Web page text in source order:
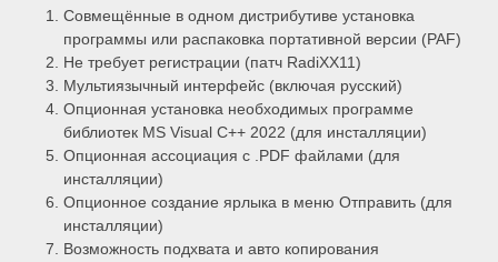
Совмещённые в одном дистрибутиве установка
программы или распаковка портативной версии (PAF)
Не требует регистрации (патч RadiXX11)
Мультиязычный интерфейс (включая русский)
Опционная установка необходимых программе
библиотек MS Visual C++ 2022 (для инсталляции)
Опционная ассоциация с .PDF файлами (для
инсталляции)
Опционное создание ярлыка в меню Отправить (для
инсталляции)
Возможность подхвата и авто копирования